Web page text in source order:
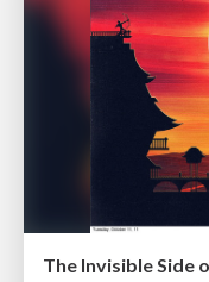
The Invisible Side